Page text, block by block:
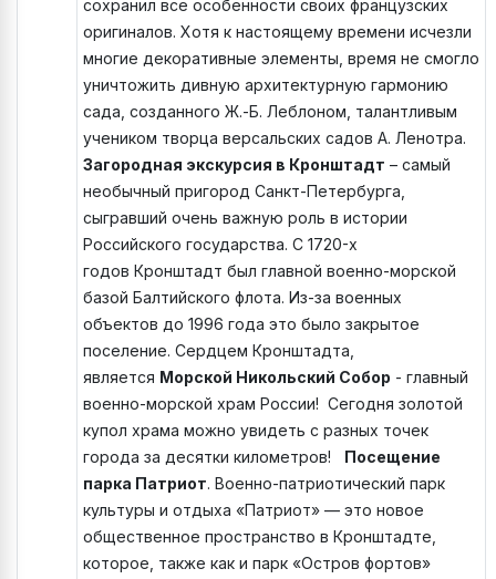
сохранил все особенности своих французских
оригиналов. Хотя к настоящему времени исчезли
многие декоративные элементы, время не смогло
уничтожить дивную архитектурную гармонию
сада, созданного Ж.-Б. Леблоном, талантливым
учеником творца версальских садов А. Ленотра.
Загородная экскурсия в Кронштадт – самый
необычный пригород Санкт-Петербурга,
сыгравший очень важную роль в истории
Российского государства. С 1720-х
годов Кронштадт был главной военно-морской
базой Балтийского флота. Из-за военных
объектов до 1996 года это было закрытое
поселение. Сердцем Кронштадта,
является Морской Никольский Собор - главный
военно-морской храм России! Сегодня золотой
купол храма можно увидеть с разных точек
города за десятки километров!
Посещение
парка Патриот. Военно-патриотический парк
культуры и отдыха «Патриот» — это новое
общественное пространство в Кронштадте,
которое, также как и парк «Остров фортов»